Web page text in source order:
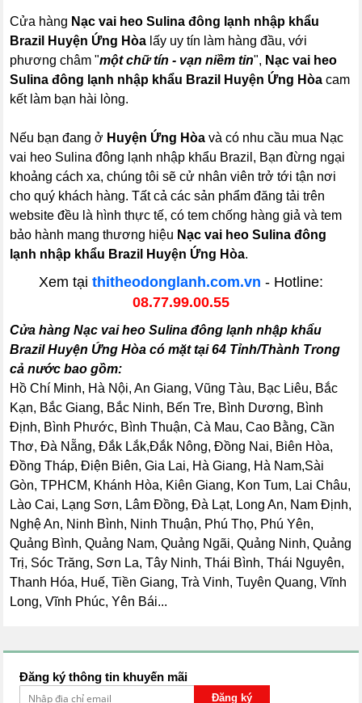
Cửa hàng Nạc vai heo Sulina đông lạnh nhập khẩu
Brazil Huyện Ứng Hòa lấy uy tín làm hàng đầu, với
phương châm "một chữ tín - vạn niềm tin", Nạc vai heo
Sulina đông lạnh nhập khẩu Brazil Huyện Ứng Hòa cam
kết làm bạn hài lòng.
Nếu bạn đang ở Huyện Ứng Hòa và có nhu cầu mua Nạc
vai heo Sulina đông lạnh nhập khẩu Brazil, Bạn đừng ngại
khoảng cách xa, chúng tôi sẽ cử nhân viên trở tới tận nơi
cho quý khách hàng. Tất cả các sản phẩm đăng tải trên
website đều là hình thực tế, có tem chống hàng giả và tem
bảo hành mang thương hiệu Nạc vai heo Sulina đông
lạnh nhập khẩu Brazil Huyện Ứng Hòa.
Xem tại thitheodonglanh.com.vn - Hotline:
08.77.99.00.55
Cửa hàng Nạc vai heo Sulina đông lạnh nhập khẩu
Brazil Huyện Ứng Hòa có mặt tại 64 Tỉnh/Thành Trong
cả nước bao gồm:
Hồ Chí Minh, Hà Nội, An Giang, Vũng Tàu, Bạc Liêu, Bắc
Kạn, Bắc Giang, Bắc Ninh, Bến Tre, Bình Dương, Bình
Định, Bình Phước, Bình Thuận, Cà Mau, Cao Bằng, Cần
Thơ, Đà Nẵng, Đắk Lắk,Đắk Nông, Đồng Nai, Biên Hòa,
Đồng Tháp, Điện Biên, Gia Lai, Hà Giang, Hà Nam,Sài
Gòn, TPHCM, Khánh Hòa, Kiên Giang, Kon Tum, Lai Châu,
Lào Cai, Lạng Sơn, Lâm Đồng, Đà Lạt, Long An, Nam Định,
Nghệ An, Ninh Bình, Ninh Thuận, Phú Thọ, Phú Yên,
Quảng Bình, Quảng Nam, Quảng Ngãi, Quảng Ninh, Quảng
Trị, Sóc Trăng, Sơn La, Tây Ninh, Thái Bình, Thái Nguyên,
Thanh Hóa, Huế, Tiền Giang, Trà Vinh, Tuyên Quang, Vĩnh
Long, Vĩnh Phúc, Yên Bái...
Đăng ký thông tin khuyến mãi
Đăng ký